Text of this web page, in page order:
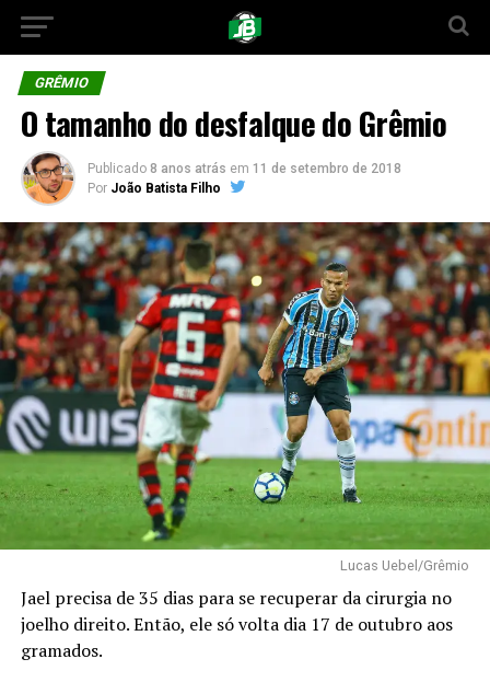
GRÊMIO
O tamanho do desfalque do Grêmio
Publicado 8 anos atrás em 11 de setembro de 2018
Por João Batista Filho
Lucas Uebel/Grêmio
Jael precisa de 35 dias para se recuperar da cirurgia no
joelho direito. Então, ele só volta dia 17 de outubro aos
gramados.